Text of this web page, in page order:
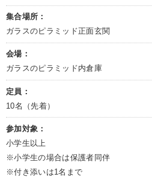
集合場所：
ガラスのピラミッド正面玄関
会場：
ガラスのピラミッド内倉庫
定員：
10名（先着）
参加対象：
小学生以上
※小学生の場合は保護者同伴
※付き添いは1名まで